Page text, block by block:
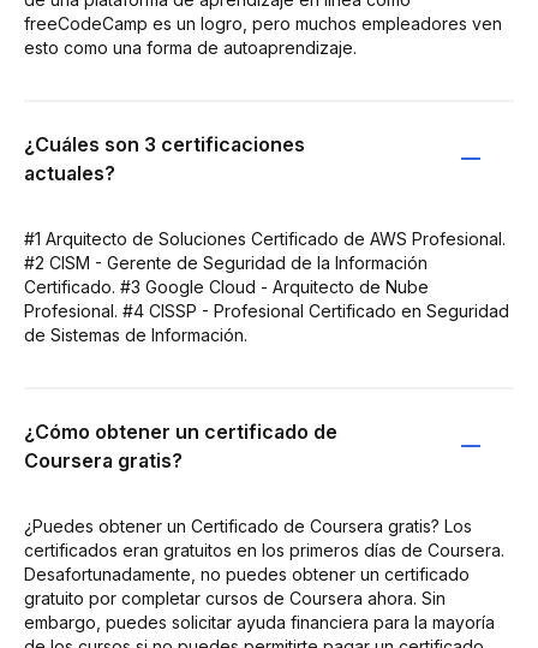
freeCodeCamp es un logro, pero muchos empleadores ven
esto como una forma de autoaprendizaje.
¿Cuáles son 3 certificaciones
actuales?
#1 Arquitecto de Soluciones Certificado de AWS Profesional.
#2 CISM - Gerente de Seguridad de la Información
Certificado. #3 Google Cloud - Arquitecto de Nube
Profesional. #4 CISSP - Profesional Certificado en Seguridad
de Sistemas de Información.
¿Cómo obtener un certificado de
Coursera gratis?
¿Puedes obtener un Certificado de Coursera gratis? Los
certificados eran gratuitos en los primeros días de Coursera.
Desafortunadamente, no puedes obtener un certificado
gratuito por completar cursos de Coursera ahora. Sin
embargo, puedes solicitar ayuda financiera para la mayoría